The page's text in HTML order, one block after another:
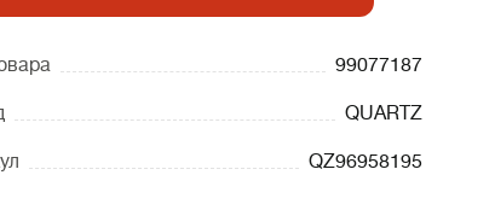
99077187
QUARTZ
QZ96958195